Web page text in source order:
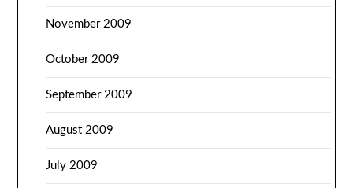
November 2009
October 2009
September 2009
August 2009
July 2009